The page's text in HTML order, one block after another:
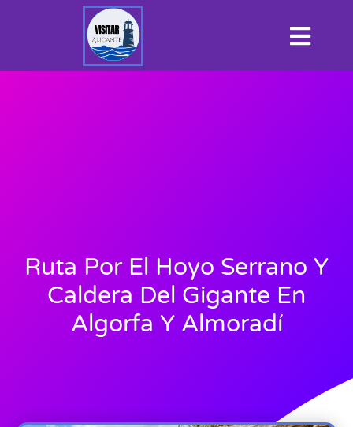
Ruta Por El Hoyo Serrano Y
Caldera Del Gigante En
Algorfa Y Almoradí